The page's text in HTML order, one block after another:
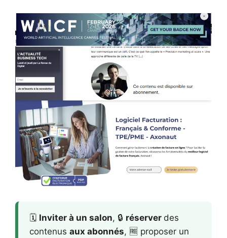
🗓️ Inviter à un salon, 🔒 réserver des
contenusaux abonnés, 🆓 proposer un